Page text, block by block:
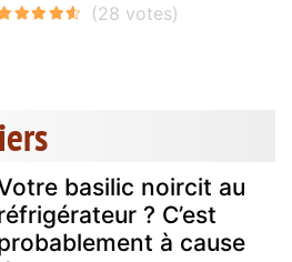
basilic noircit au
? C’est
à cause